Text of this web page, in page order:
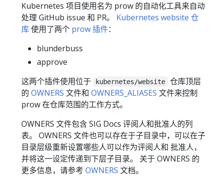
Kubernetes 项目使用名为 prow 的自动化工具来自动
处理 GitHub issue 和 PR。 Kubernetes website 仓
库使用了两个 prow 插件：
blunderbuss
approve
这两个插件使用位于
kubernetes/website
仓库顶层
的 OWNERS 文件和 OWNERS_ALIASES 文件来控制
prow 在仓库范围的工作方式。
OWNERS 文件包含 SIG Docs 评阅人和批准人的列
表。 OWNERS 文件也可以存在于子目录中，可以在子
目录层级重新设置哪些人可以作为评阅人和 批准人，
并将这一设定传递到下层子目录。 关于 OWNERS 的
更多信息，请参考 OWNERS 文档。